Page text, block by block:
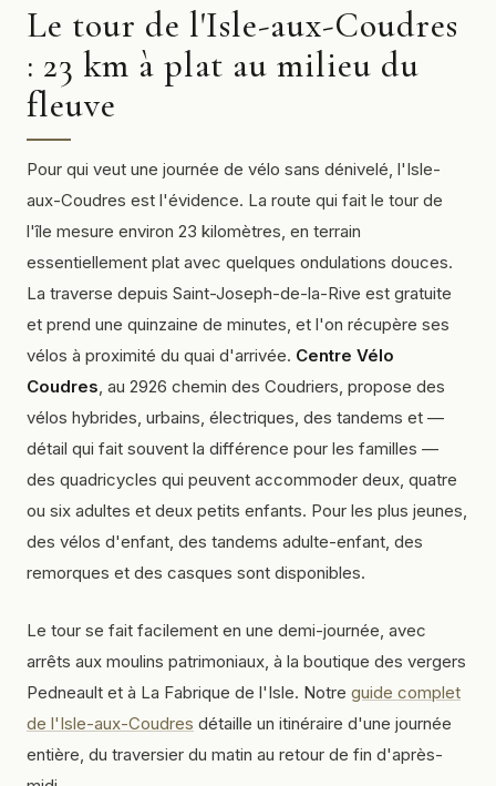
Le tour de l'Isle-aux-Coudres
: 23 km à plat au milieu du
fleuve
Pour qui veut une journée de vélo sans dénivelé, l'Isle-
aux-Coudres est l'évidence. La route qui fait le tour de
l'île mesure environ 23 kilomètres, en terrain
essentiellement plat avec quelques ondulations douces.
La traverse depuis Saint-Joseph-de-la-Rive est gratuite
et prend une quinzaine de minutes, et l'on récupère ses
vélos à proximité du quai d'arrivée. Centre Vélo
Coudres, au 2926 chemin des Coudriers, propose des
vélos hybrides, urbains, électriques, des tandems et —
détail qui fait souvent la différence pour les familles —
des quadricycles qui peuvent accommoder deux, quatre
ou six adultes et deux petits enfants. Pour les plus jeunes,
des vélos d'enfant, des tandems adulte-enfant, des
remorques et des casques sont disponibles.
Le tour se fait facilement en une demi-journée, avec
arrêts aux moulins patrimoniaux, à la boutique des vergers
Pedneault et à La Fabrique de l'Isle. Notre guide complet
de l'Isle-aux-Coudres détaille un itinéraire d'une journée
entière, du traversier du matin au retour de fin d'après-